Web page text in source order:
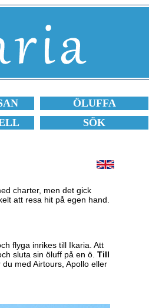
ÖLUFFA
SÖK
charter, men det gick
att resa hit på egen hand.
flyga inrikes till Ikaria. Att
sluta sin öluff på en ö. Till
med Airtours, Apollo eller